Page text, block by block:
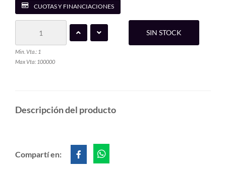
CUOTAS Y FINANCIACIONES
Min. Vta.: 1
Max Vta: 100000
SIN STOCK
Descripción del producto
Compartí en: